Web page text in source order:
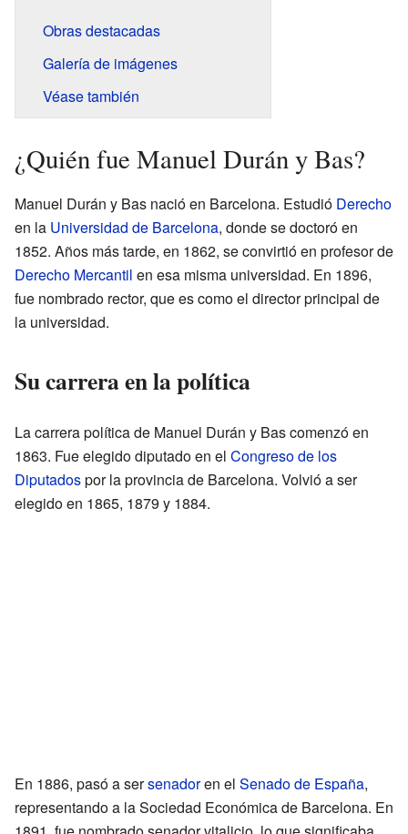
Obras destacadas
Galería de imágenes
Véase también
¿Quién fue Manuel Durán y Bas?
Manuel Durán y Bas nació en Barcelona. Estudió Derecho
en la Universidad de Barcelona, donde se doctoró en
1852. Años más tarde, en 1862, se convirtió en profesor de
Derecho Mercantil en esa misma universidad. En 1896,
fue nombrado rector, que es como el director principal de
la universidad.
Su carrera en la política
La carrera política de Manuel Durán y Bas comenzó en
1863. Fue elegido diputado en el Congreso de los
Diputadospor la provincia de Barcelona. Volvió a ser
elegido en 1865, 1879 y 1884.
En 1886, pasó a sersenadoren el Senado de España,
representando a la Sociedad Económica de Barcelona. En